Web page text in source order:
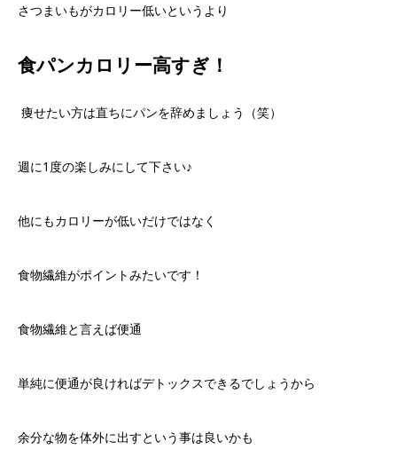
さつまいもがカロリー低いというより
食パンカロリー高すぎ ！
痩せたい方は直ちにパンを辞めましょう（笑）
週に1度の楽しみにして下さい♪
他にもカロリーが低いだけではなく
食物繊維がポイントみたいです！
食物繊維と言えば便通
単純に便通が良ければデトックスできるでしょうから
余分な物を体外に出すという事は良いかも